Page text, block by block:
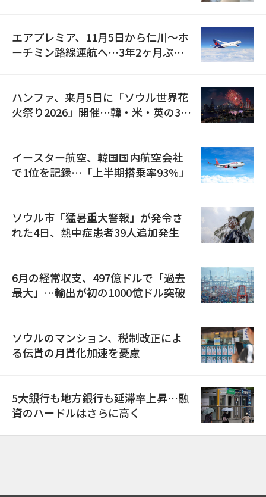
エアプレミア、11月5日から仁川〜ホ
ーチミン路線運航へ…3年2ヶ月ぶり
ハンファ、来月5日に「ソウル世界花
火祭り2026」開催…韓・米・英の3カ
イースター航空、韓国国内航空会社
で1位を記録…「上半期搭乗率93%」
ソウル市「猛暑重大警報」が発令さ
れた4日、熱中症患者39人追加発生
6月の経常収支、497億ドルで「過去
最大」…輸出が初の1000億ドル突破
ソウルのマンション、税制改正によ
る伝貰の月貰化加速を憂慮
5大銀行も地方銀行も延滞率上昇…融
資のハードルはさらに高く